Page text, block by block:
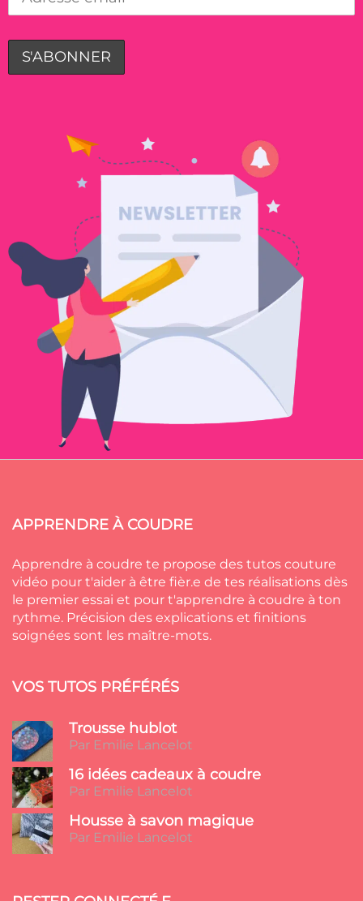
APPRENDRE À COUDRE
Apprendre à coudre te propose des tutos couture
vidéo pour t'aider à être fièr.e de tes réalisations dès
le premier essai et pour t'apprendre à coudre à ton
rythme. Précision des explications et finitions
soignées sont les maître-mots.
VOS TUTOS PRÉFÉRÉS
Trousse hublot
Par Emilie Lancelot
16 idées cadeaux à coudre
Par Emilie Lancelot
Housse à savon magique
Par Emilie Lancelot